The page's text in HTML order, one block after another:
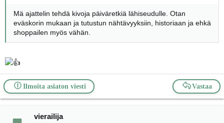
Mä ajattelin tehdä kivoja päiväretkiä lähiseudulle. Otan
eväskorin mukaan ja tutustun nähtävyyksiin, historiaan ja ehkä
shoppailen myös vähän.
Vastaa
Ilmoita asiaton viesti
vierailija